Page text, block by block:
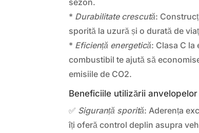
* Durabilitate crescută:
sporită la uzură și o durată de
* Eficiență energetică: Clasa C
combustibil te ajută să
emisiile de CO2.
Beneficiile utilizării
✅ Siguranță sporită: Aderența
îți oferă control deplin asupra